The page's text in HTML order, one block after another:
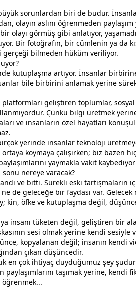
sorunlardan biri de budur.
olayın aslını öğrenmeden paylaşım
olayı görmüş gibi anlatıyor,
Bir fotoğrafın, bir cümlenin ya da
gerçeği bilmeden hüküm veriliyor.
kutuplaşma artıyor. İnsanlar
bile birbirini anlamak yerine
platformları geliştiren toplumlar, sosyal
Çünkü bilgi üretmek
ve insanların özel hayatları
yerinde insanlar teknoloji
koymaya çalışırken; biz bazen hiç
yaymakla vakit
sonu nereye varacak?
ve bitti. Sürekli eski tartışmaların
de geleceğe bir faydası var. Gelecek
kin, öfke ve kutuplaşma değil,
insanı tüketen değil, geliştiren bir
sesi olmak yerine kendi sesiyle
kopyalanan değil; insanın kendi
çıkan düşüncedir.
en çok ihtiyaç duyduğumuz şey
paylaşımlarını taşımak yerine, kendi
öğrenmek...